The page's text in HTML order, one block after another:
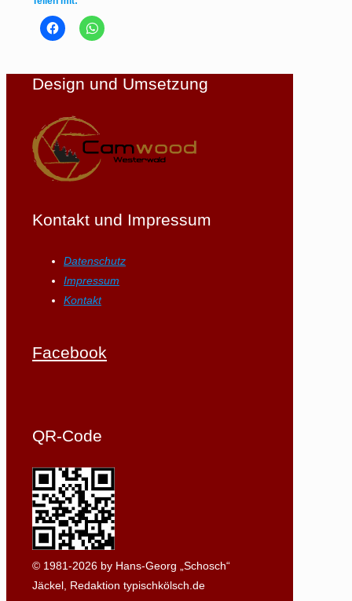
Design und Umsetzung
Kontakt und Impressum
Datenschutz
Impressum
Kontakt
Facebook
QR-Code
© 1981-2026 by Hans-Georg „Schosch“
Jäckel, Redaktion typischkölsch.de